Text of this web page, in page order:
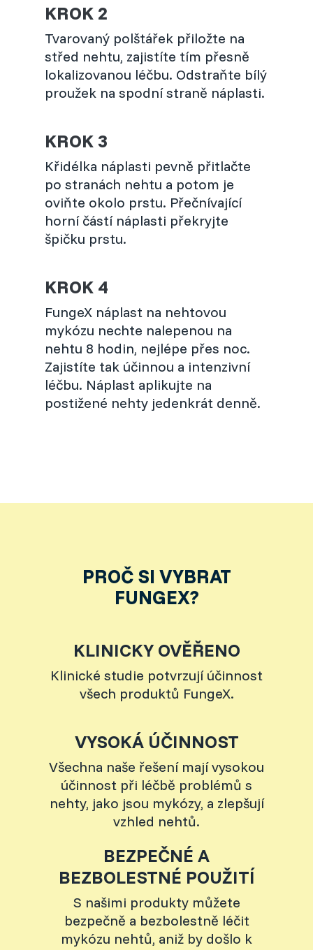
KROK 2
Tvarovaný polštářek přiložte na
střed nehtu, zajistíte tím přesně
lokalizovanou léčbu. Odstraňte bílý
proužek na spodní straně náplasti.
KROK 3
Křidélka náplasti pevně přitlačte
po stranách nehtu a potom je
oviňte okolo prstu. Přečnívající
horní částí náplasti překryjte
špičku prstu.
KROK 4
FungeX náplast na nehtovou
mykózu nechte nalepenou na
nehtu 8 hodin, nejlépe přes noc.
Zajistíte tak účinnou a intenzivní
léčbu. Náplast aplikujte na
postižené nehty jedenkrát denně.
PROČ SI VYBRAT
FUNGEX?
KLINICKY OVĚŘENO
Klinické studie potvrzují účinnost
všech produktů FungeX.
VYSOKÁ ÚČINNOST
Všechna naše řešení mají vysokou
účinnost při léčbě problémů s
nehty, jako jsou mykózy, a zlepšují
vzhled nehtů.
BEZPEČNÉ A
BEZBOLESTNÉ POUŽITÍ
S našimi produkty můžete
bezpečně a bezbolestně léčit
mykózu nehtů, aniž by došlo k